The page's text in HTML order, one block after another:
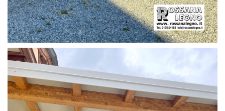
PERGOLA CON PAVIMENTO E FRANGIVISTA